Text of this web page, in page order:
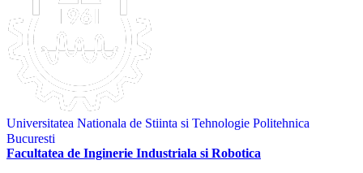
Universitatea Nationala de Stiinta si Tehnologie Politehnica
Bucuresti
Facultatea de Inginerie Industriala si Robotica